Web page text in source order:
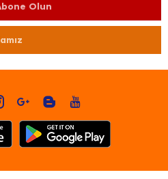
Olun